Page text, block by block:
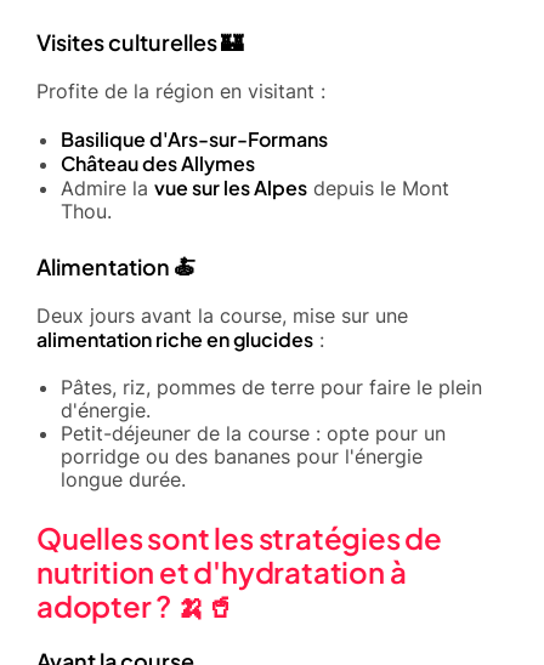
Visites culturelles 🏰
Profite de la région en visitant :
Basilique d'Ars-sur-Formans
Château des Allymes
Admire la vue sur les Alpes depuis le Mont
Thou.
Alimentation 🍝
Deux jours avant la course, mise sur une
alimentation riche en glucides :
Pâtes, riz, pommes de terre pour faire le plein
d'énergie.
Petit-déjeuner de la course : opte pour un
porridge ou des bananes pour l'énergie
longue durée.
Quelles sont les stratégies de
nutrition et d'hydratation à
adopter ? 🍌🥤